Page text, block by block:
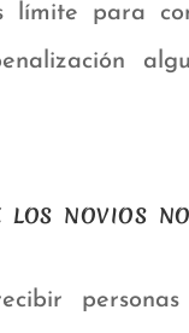
límite para
LOS NOVIOS